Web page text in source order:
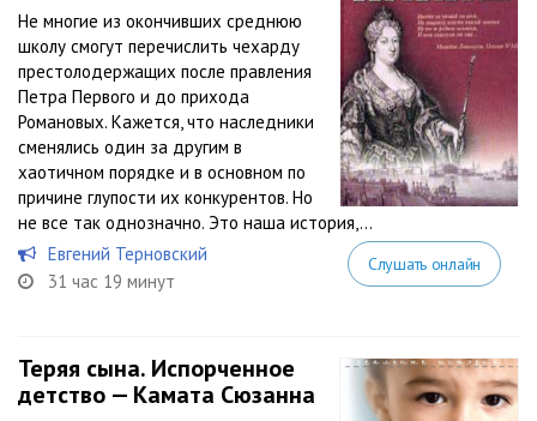
Не многие из окончивших среднюю
школу смогут перечислить чехарду
престолодержащих после правления
Петра Первого и до прихода
Романовых. Кажется, что наследники
сменялись один за другим в
хаотичном порядке и в основном по
причине глупости их конкурентов. Но
не все так однозначно. Это наша история,...
Евгений Терновский
31 час 19 минут
Слушать онлайн
Теряя сына. Испорченное
детство — Камата Сюзанна